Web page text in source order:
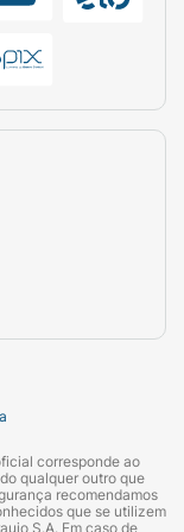
corresponde ao
qualquer outro que
recomendamos
que se utilizem
S.A. Em caso de